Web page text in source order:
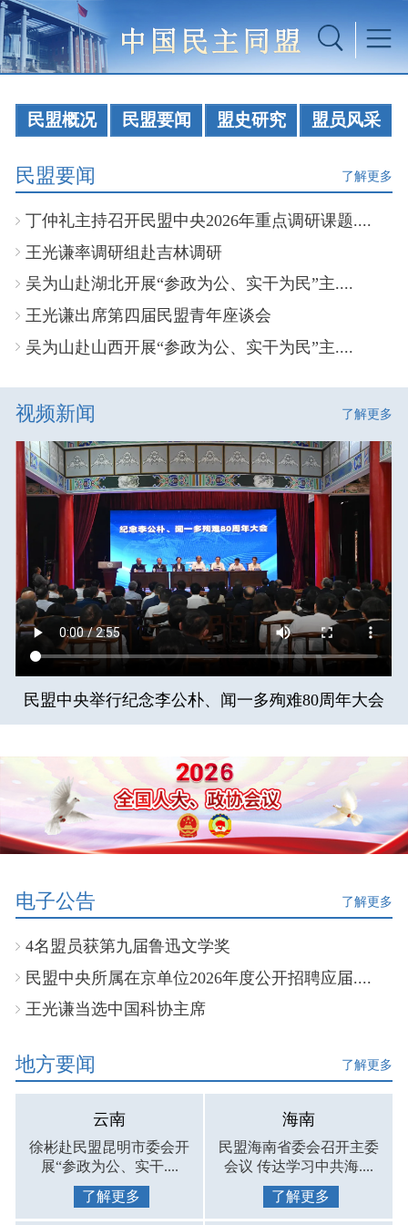
民盟概况 民盟要闻 盟史研究 盟员风采
民盟要闻 了解更多
丁仲礼主持召开民盟中央2026年重点调研课题....
王光谦率调研组赴吉林调研
吴为山赴湖北开展“参政为公、实干为民”主....
王光谦出席第四届民盟青年座谈会
吴为山赴山西开展“参政为公、实干为民”主....
视频新闻 了解更多
民盟中央举行纪念李公朴、闻一多殉难80周年大会
电子公告 了解更多
4名盟员获第九届鲁迅文学奖
民盟中央所属在京单位2026年度公开招聘应届....
王光谦当选中国科协主席
地方要闻 了解更多
云南
徐彬赴民盟昆明市委会开
展“参政为公、实干....
了解更多
海南
民盟海南省委会召开主委
会议 传达学习中共海....
了解更多